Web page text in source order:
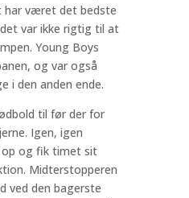
har været det bedste
var ikke rigtig til at
Young Boys
og var også
i den anden ende.
til før der for
Igen, igen
op og fik timet sit
Midterstopperen
ved den bagerste